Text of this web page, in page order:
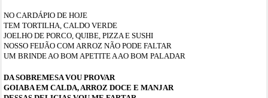
NO CARDÁPIO DE HOJE
TEM TORTILHA, CALDO VERDE
JOELHO DE PORCO, QUIBE, PIZZA E SUSHI
NOSSO FEIJÃO COM ARROZ NÃO PODE FALTAR
UM BRINDE AO BOM APETITE A AO BOM PALADAR
DA SOBREMESA VOU PROVAR
GOIABA EM CALDA, ARROZ DOCE E MANJAR